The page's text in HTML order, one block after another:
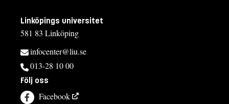
Linköpings universitet
581 83 Linköping
infocenter@liu.se
013-28 10 00
Följ oss
Facebook